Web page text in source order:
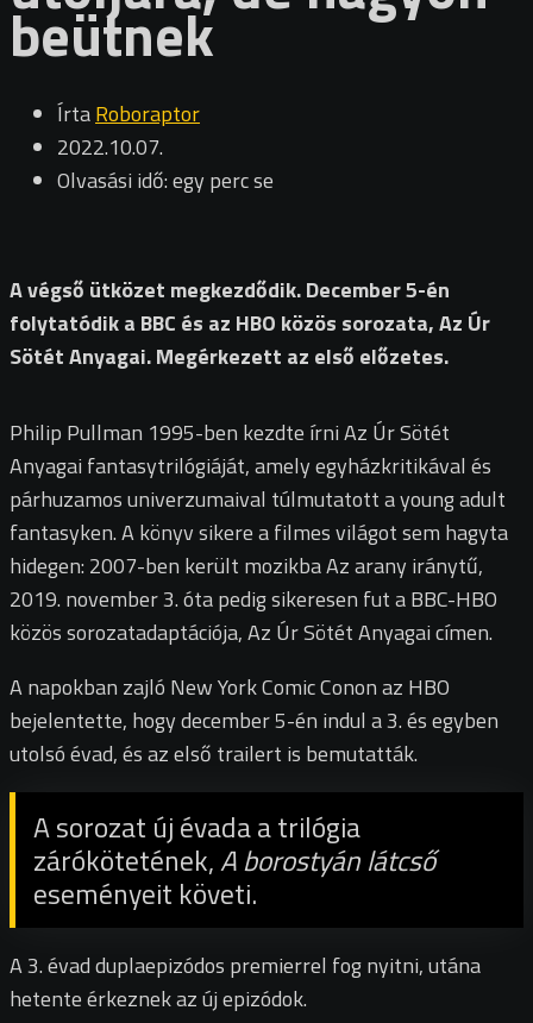
beütnek
ÍrtaRoboraptor
2022.10.07.
Olvasási idő: egy perc se
A végső ütközet megkezdődik. December 5-én
folytatódik a BBC és az HBO közös sorozata, Az Úr
Sötét Anyagai. Megérkezett az első előzetes.
Philip Pullman 1995-ben kezdte írni Az Úr Sötét
Anyagai fantasytrilógiáját, amely egyházkritikával és
párhuzamos univerzumaival túlmutatott a young adult
fantasyken. A könyv sikere a filmes világot sem hagyta
hidegen: 2007-ben került mozikba Az arany iránytű,
2019. november 3. óta pedig sikeresen fut a BBC-HBO
közös sorozatadaptációja, Az Úr Sötét Anyagai címen.
A napokban zajló New York Comic Conon az HBO
bejelentette, hogy december 5-én indul a 3. és egyben
utolsó évad, és az első trailert is bemutatták.
A sorozat új évada a trilógia
zárókötetének,A borostyán látcső
eseményeit követi.
A 3. évad duplaepizódos premierrel fog nyitni, utána
hetente érkeznek az új epizódok.